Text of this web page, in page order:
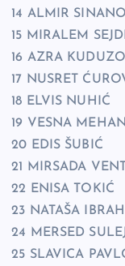
14 ALMIR
15 MIRALEM
16 AZRA
17 NUSRET
18 ELVIS NUHIĆ
19 VESNA
20 EDIS ŠUBIĆ
21 MIRSADA
22 ENISA TOKIĆ
23 NATAŠA
24 MERSED
25 SLAVICA